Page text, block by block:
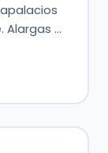
Alargas …